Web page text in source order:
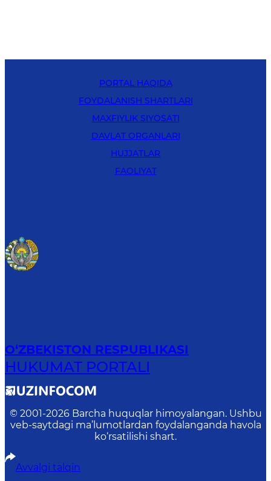
PORTAL HAQIDA
FOYDALANISH SHARTLARI
MAXFIYLIK SIYOSATI
DAVLAT ORGANLARI
HUJJATLAR
FAOLIYAT
O‘ZBEKISTON RESPUBLIKASI
HUKUMAT PORTALI
© 2001-2026 Barcha huquqlar himoyalangan. Ushbu
veb-saytdagi ma’lumotlardan foydalanganda havola
ko‘rsatilishi shart.
Avvalgi talqin